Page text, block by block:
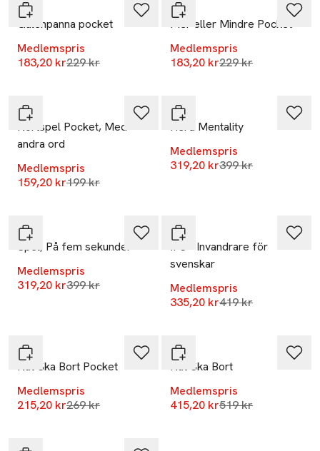
ALF
Galenpanna pocket
Medlemspris
183,20 krLägsta pris 30 dagar
229 kr
ALF
Mer eller Mindre Pocket
Medlemspris
183,20 krLägsta pris 30
229 kr
ALF
Kortspel Pocket, Med
andra ord
Medlemspris
159,20 krLägsta pris 30 dagar
199 kr
ALF
Herd Mentality
Medlemspris
319,20 krLägsta pris 30
399 kr
ALF
Spel, På fem sekunder
Medlemspris
319,20 krLägsta pris 30 dagar
399 kr
ALF
IFS - Invandrare för
svenskar
Medlemspris
335,20 krLägsta pris 30
419 kr
ALF
Nåt Ska Bort Pocket
Medlemspris
215,20 krLägsta pris 30 dagar
269 kr
ALF
Nåt Ska Bort
Medlemspris
415,20 krLägsta pris 30
519 kr